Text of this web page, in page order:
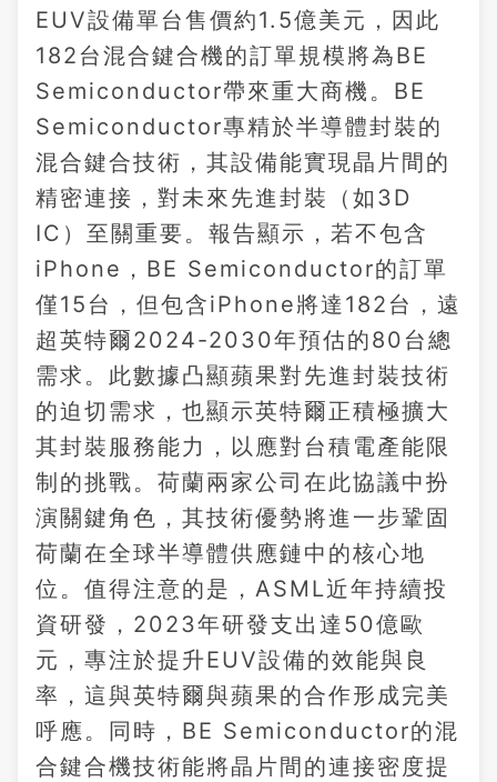
EUV設備單台售價約1.5億美元，因此
182台混合鍵合機的訂單規模將為BE
Semiconductor帶來重大商機。BE
Semiconductor專精於半導體封裝的
混合鍵合技術，其設備能實現晶片間的
精密連接，對未來先進封裝（如3D
IC）至關重要。報告顯示，若不包含
iPhone，BE Semiconductor的訂單
僅15台，但包含iPhone將達182台，遠
超英特爾2024-2030年預估的80台總
需求。此數據凸顯蘋果對先進封裝技術
的迫切需求，也顯示英特爾正積極擴大
其封裝服務能力，以應對台積電產能限
制的挑戰。荷蘭兩家公司在此協議中扮
演關鍵角色，其技術優勢將進一步鞏固
荷蘭在全球半導體供應鏈中的核心地
位。值得注意的是，ASML近年持續投
資研發，2023年研發支出達50億歐
元，專注於提升EUV設備的效能與良
率，這與英特爾與蘋果的合作形成完美
呼應。同時，BE Semiconductor的混
合鍵合機技術能將晶片間的連接密度提